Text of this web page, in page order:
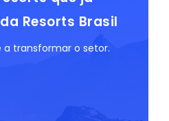
Resorts Brasil
a transformar o setor.